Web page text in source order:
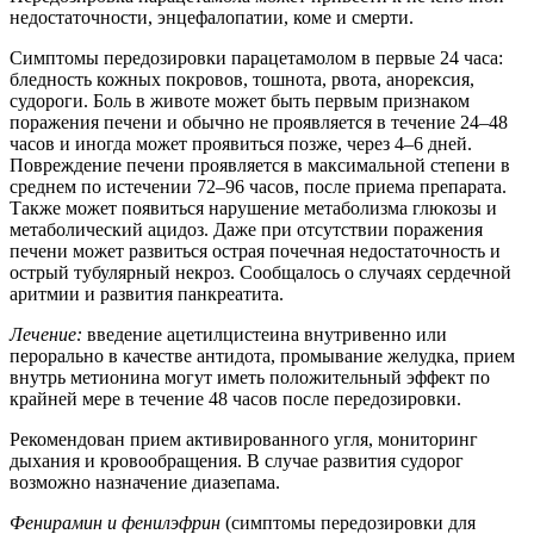
недостаточности, энцефалопатии, коме и смерти.
Симптомы передозировки парацетамолом в первые 24 часа:
бледность кожных покровов, тошнота, рвота, анорексия,
судороги. Боль в животе может быть первым признаком
поражения печени и обычно не проявляется в течение 24–48
часов и иногда может проявиться позже, через 4–6 дней.
Повреждение печени проявляется в максимальной степени в
среднем по истечении 72–96 часов, после приема препарата.
Также может появиться нарушение метаболизма глюкозы и
метаболический ацидоз. Даже при отсутствии поражения
печени может развиться острая почечная недостаточность и
острый тубулярный некроз. Сообщалось о случаях сердечной
аритмии и развития панкреатита.
Лечение: введение ацетилцистеина внутривенно или
перорально в качестве антидота, промывание желудка, прием
внутрь метионина могут иметь положительный эффект по
крайней мере в течение 48 часов после передозировки.
Рекомендован прием активированного угля, мониторинг
дыхания и кровообращения. В случае развития судорог
возможно назначение диазепама.
Фенирамин и фенилэфрин (симптомы передозировки для